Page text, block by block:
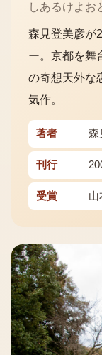
しあるけよお
森見登美彦が
ー。京都を舞
の奇想天外な
気作。
著者 森
刊行
受賞 山